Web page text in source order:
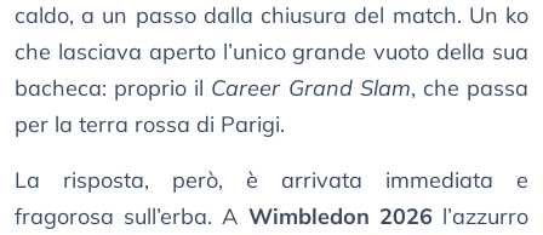
caldo, a un passo dalla chiusura del match. Un ko
che lasciava aperto l’unico grande vuoto della sua
bacheca: proprio il Career Grand Slam, che passa
per la terra rossa di Parigi.
La risposta, però, è arrivata immediata e
fragorosa sull’erba. A Wimbledon 2026 l’azzurro